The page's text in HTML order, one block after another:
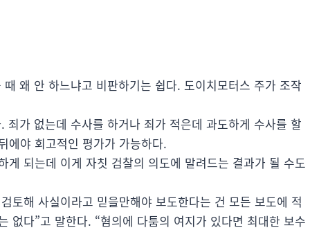
왜 안 하느냐고 비판하기는 쉽다. 도이치모터스 주가 조작
가 없는데 수사를 하거나 죄가 적은데 과도하게 수사를 할
에야 회고적인 평가가 가능하다.
되는데 이게 자칫 검찰의 의도에 말려드는 결과가 될 수도
토해 사실이라고 믿을만해야 보도한다는 건 모든 보도에 적
없다”고 말한다. “혐의에 다툼의 여지가 있다면 최대한 보수